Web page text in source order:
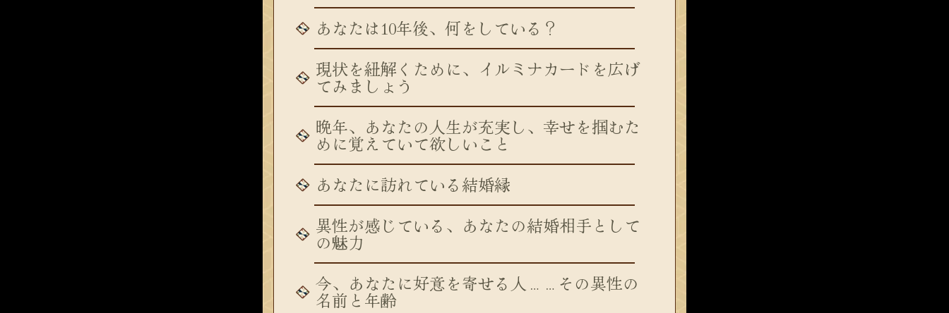
あなたは10年後、何をしている？
現状を紐解くために、イルミナカードを広げ
てみましょう
晩年、あなたの人生が充実し、幸せを掴むた
めに覚えていて欲しいこと
あなたに訪れている結婚縁
異性が感じている、あなたの結婚相手として
の魅力
今、あなたに好意を寄せる人……その異性の
名前と年齢